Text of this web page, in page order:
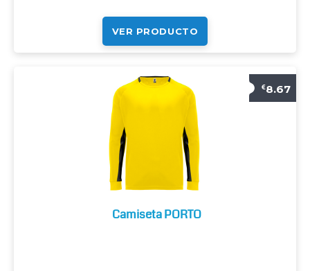
VER PRODUCTO
€8.67
Camiseta PORTO